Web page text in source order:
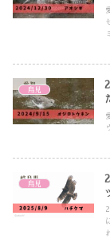
鳥見
鳥見